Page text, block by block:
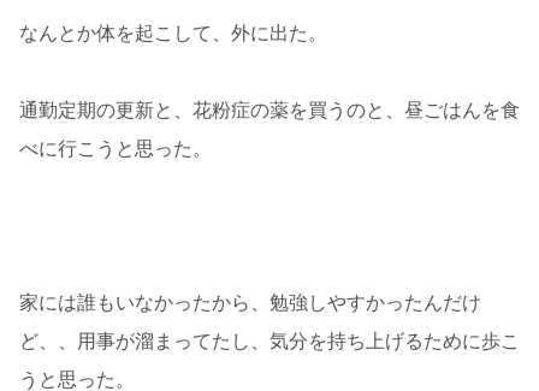
なんとか体を起こして、外に出た。
通勤定期の更新と、花粉症の薬を買うのと、昼ごはんを食
べに行こうと思った。
家には誰もいなかったから、勉強しやすかったんだけ
ど、、用事が溜まってたし、気分を持ち上げるために歩こ
うと思った。